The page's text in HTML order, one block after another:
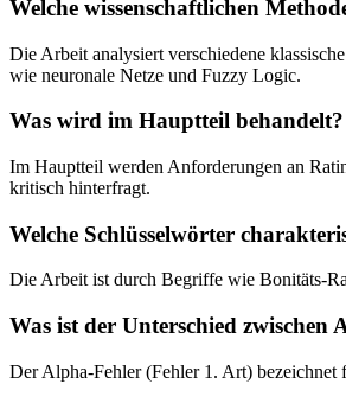
Welche wissenschaftlichen
Die Arbeit analysiert verschiedene
wie neuronale Netze und Fuzzy Logic.
Was wird im Hauptteil behandelt?
Im Hauptteil werden Anforderungen an
kritisch hinterfragt.
Welche Schlüsselwörter
Die Arbeit ist durch Begriffe wie Bonitäts-
Was ist der Unterschied
Der Alpha-Fehler (Fehler 1. Art) bezeichnet